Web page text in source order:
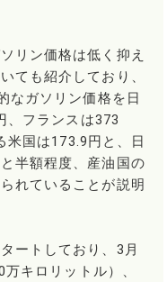
リン価格は低く抑え
ても紹介しており、
なガソリン価格を日
、フランスは373
米国は173.9円と、日
半額程度、産油国の
れていることが説明
ートしており、3月
キロリットル）、